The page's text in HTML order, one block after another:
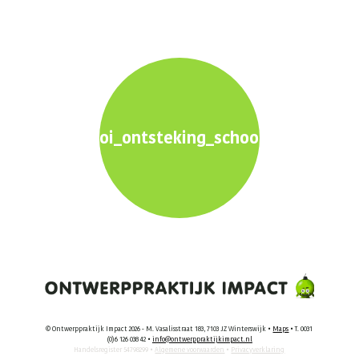
© Ontwerppraktijk Impact 2026 - M. Vasalisstraat 183, 7103 JZ Winterswijk • Maps • T. 0031
(0)6 126 038 42 • info@ontwerppraktijkimpact.nl
Handelsregister 54798299 •Algemene voorwaarden • Privacyverklaring